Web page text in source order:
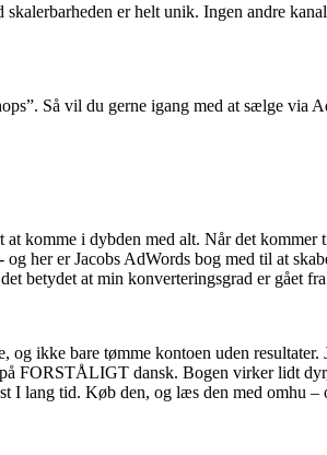
er helt unik. Ingen andre
Så vil du gerne igang med at sælge via
komme i dybden med alt. Når det
her er Jacobs AdWords bog med til at
betydet at min konverteringsgrad er gået
ikke bare tømme kontoen uden
FORSTÅLIGT dansk. Bogen virker lidt
lang tid. Køb den, og læs den med omhu